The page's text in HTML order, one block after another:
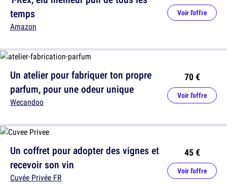
Un atelier pour fabriquer ton propre
parfum, pour une odeur unique
Wecandoo
70 €
Voir l'offre
temps
Amazon
Voir l'offre
Un coffret pour adopter des vignes et
recevoir son vin
Cuvée Privée FR
45 €
Voir l'offre